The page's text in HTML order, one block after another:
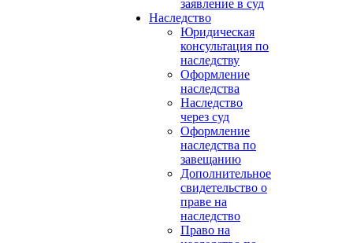
заявление в суд
Наследство
Юридическая
консультация по
наследству
Оформление
наследства
Наследство
через суд
Оформление
наследства по
завещанию
Дополнительное
свидетельство о
праве на
наследство
Право на